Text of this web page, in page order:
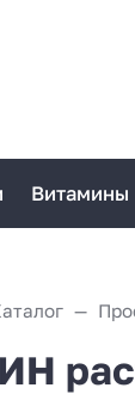
Витамины